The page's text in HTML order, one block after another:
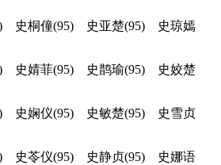
史桐僮(95) 史亚楚(95) 史琼嫣
史婧菲(95) 史鹊瑜(95) 史姣楚
史娴仪(95) 史敏楚(95) 史雪贞
史苓仪(95) 史静贞(95) 史娜语